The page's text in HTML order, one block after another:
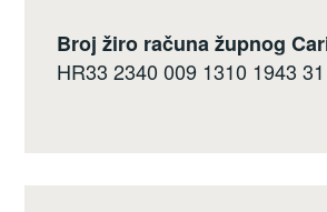
Broj žiro računa župnog
HR33 2340 009 1310 1943 31